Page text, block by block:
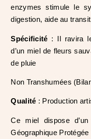
enzymes stimule le
digestion, aide au
Spécificité : Il ravira
d’un miel de fleurs
de pluie
Non Transhumées
Qualité : Production
Ce miel dispose
Géographique